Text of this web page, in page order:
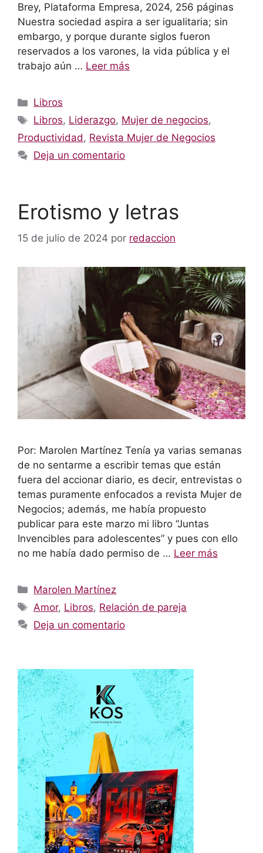
Brey, Plataforma Empresa, 2024, 256 páginas
Nuestra sociedad aspira a ser igualitaria; sin
embargo, y porque durante siglos fueron
reservados a los varones, la vida pública y el
trabajo aún … Leer más
Categorías
Libros
Etiquetas
Libros, Liderazgo, Mujer de negocios,
Productividad, Revista Mujer de Negocios
Deja un comentario
Erotismo y letras
15 de julio de 2024 por redaccion
Por: Marolen Martínez Tenía ya varias semanas
de no sentarme a escribir temas que están
fuera del accionar diario, es decir, entrevistas o
temas puramente enfocados a revista Mujer de
Negocios; además, me había propuesto
publicar para este marzo mi libro “Juntas
Invencibles para adolescentes” y pues con ello
no me había dado permiso de … Leer más
Categorías
Marolen Martínez
Etiquetas
Amor, Libros, Relación de pareja
Deja un comentario